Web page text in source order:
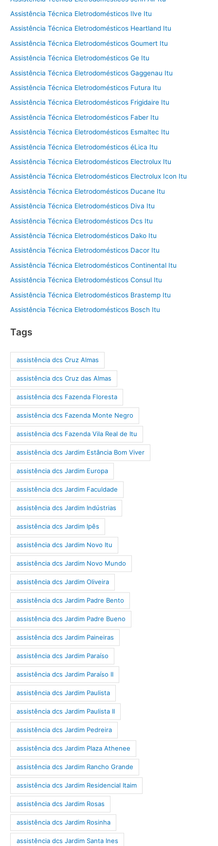
Assistência Técnica Eletrodomésticos Ilve Itu
Assistência Técnica Eletrodomésticos Heartland Itu
Assistência Técnica Eletrodomésticos Goumert Itu
Assistência Técnica Eletrodomésticos Ge Itu
Assistência Técnica Eletrodomésticos Gaggenau Itu
Assistência Técnica Eletrodomésticos Futura Itu
Assistência Técnica Eletrodomésticos Frigidaire Itu
Assistência Técnica Eletrodomésticos Faber Itu
Assistência Técnica Eletrodomésticos Esmaltec Itu
Assistência Técnica Eletrodomésticos éLica Itu
Assistência Técnica Eletrodomésticos Electrolux Itu
Assistência Técnica Eletrodomésticos Electrolux Icon Itu
Assistência Técnica Eletrodomésticos Ducane Itu
Assistência Técnica Eletrodomésticos Diva Itu
Assistência Técnica Eletrodomésticos Dcs Itu
Assistência Técnica Eletrodomésticos Dako Itu
Assistência Técnica Eletrodomésticos Dacor Itu
Assistência Técnica Eletrodomésticos Continental Itu
Assistência Técnica Eletrodomésticos Consul Itu
Assistência Técnica Eletrodomésticos Brastemp Itu
Assistência Técnica Eletrodomésticos Bosch Itu
Tags
assistência dcs Cruz Almas
assistência dcs Cruz das Almas
assistência dcs Fazenda Floresta
assistência dcs Fazenda Monte Negro
assistência dcs Fazenda Vila Real de Itu
assistência dcs Jardim Estância Bom Viver
assistência dcs Jardim Europa
assistência dcs Jardim Faculdade
assistência dcs Jardim Indústrias
assistência dcs Jardim Ipês
assistência dcs Jardim Novo Itu
assistência dcs Jardim Novo Mundo
assistência dcs Jardim Oliveira
assistência dcs Jardim Padre Bento
assistência dcs Jardim Padre Bueno
assistência dcs Jardim Paineiras
assistência dcs Jardim Paraíso
assistência dcs Jardim Paraíso II
assistência dcs Jardim Paulista
assistência dcs Jardim Paulista II
assistência dcs Jardim Pedreira
assistência dcs Jardim Plaza Athenee
assistência dcs Jardim Rancho Grande
assistência dcs Jardim Residencial Itaim
assistência dcs Jardim Rosas
assistência dcs Jardim Rosinha
assistência dcs Jardim Santa Ines